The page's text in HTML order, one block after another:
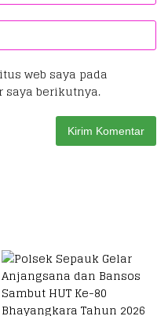
web saya pada
berikutnya.